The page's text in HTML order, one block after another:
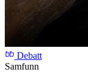
Debatt
Samfunn